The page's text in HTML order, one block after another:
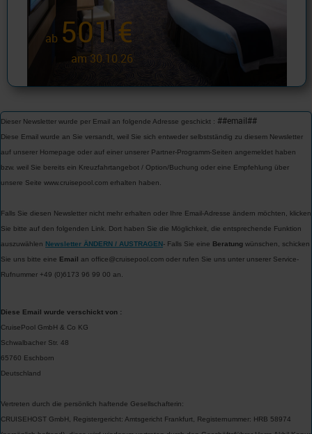
ab 501 €
am 30.10.26
Dieser Newsletter wurde per Email an folgende Adresse geschickt : ##email##
Diese Email wurde an Sie versandt, weil Sie sich entweder selbstständig zu diesem Newsletter
auf unserer Homepage oder auf einer unserer Partner-Programm-Seiten angemeldet haben
bzw. weil Sie bereits ein Kreuzfahrtangebot / Option/Buchung oder eine Empfehlung über
unsere Seite www.cruisepool.com erhalten haben.
Falls Sie diesen Newsletter nicht mehr erhalten oder Ihre Email-Adresse ändern möchten, klicken
Sie bitte auf den folgenden Link. Dort haben Sie die Möglichkeit, die entsprechende Funktion
auszuwählen Newsletter ÄNDERN / AUSTRAGEN- Falls Sie eine Beratung wünschen, schicken
Sie uns bitte eine Email an office@cruisepool.com oder rufen Sie uns unter unserer Service-
Rufnummer +49 (0)6173 96 99 00 an.
Diese Email wurde verschickt von :
CruisePool GmbH & Co KG
Schwalbacher Str. 48
65760 Eschborn
Deutschland
Vertreten durch die persönlich haftende Gesellschafterin:
CRUISEHOST GmbH, Registergericht: Amtsgericht Frankfurt, Registernummer: HRB 58974